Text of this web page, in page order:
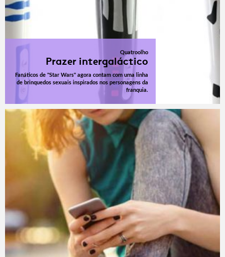
Quatroolho
Prazer intergaláctico
Fanáticos de "Star Wars" agora contam com uma linha
de brinquedos sexuais inspirados nos personagens da
franquia.